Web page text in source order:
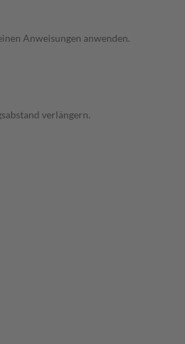
Anweisungen anwenden.
verlängern.